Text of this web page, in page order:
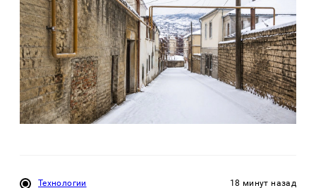
Технологии 18 минут назад